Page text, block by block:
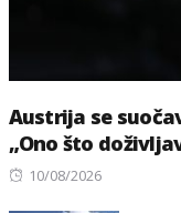
Austrija se
„Ono što
Posted
10/08/2026